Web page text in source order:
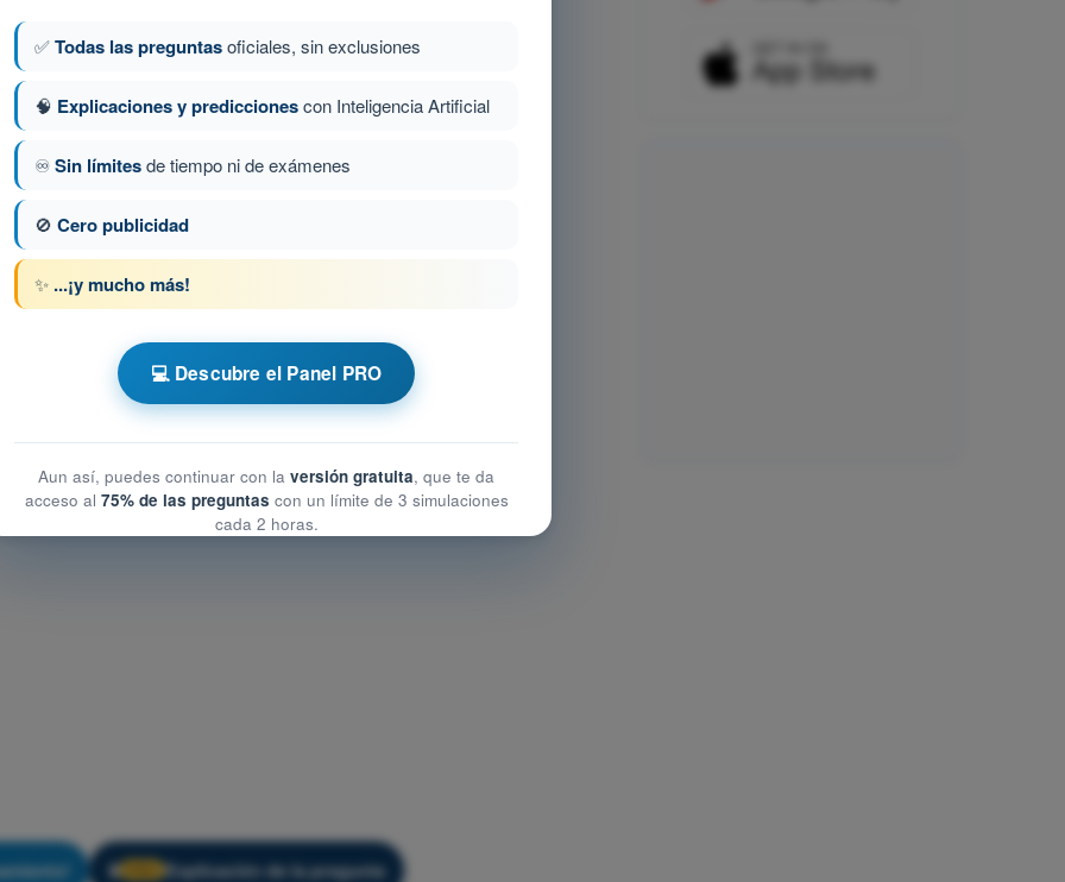
117 de 485 Siguiente pregunta
Drones A1-A3
🔒 Explicación de la pregunta
✅Todas las preguntasoficiales, sin exclusiones
🧠 Explicaciones y prediccionescon Inteligencia Artificial
♾️Sin límitesde tiempo ni de exámenes
🚫 Cero publicidad
✨ ...¡y mucho más!
💻 Descubre el Panel PRO
Aun así, puedes continuar con la versión gratuita, que te da
acceso al 75% de las preguntas con un límite de 3 simulaciones
cada 2 horas.